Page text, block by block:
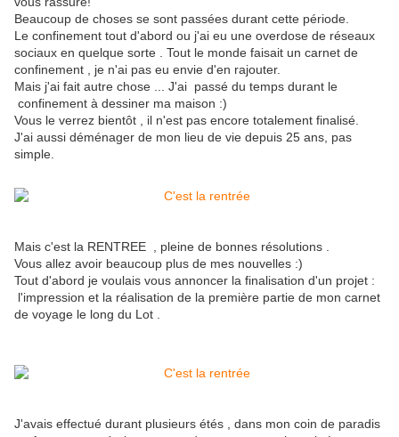
Beaucoup de choses se sont passées durant cette période.
Le confinement tout d'abord ou j'ai eu une overdose de réseaux
sociaux en quelque sorte . Tout le monde faisait un carnet de
confinement , je n'ai pas eu envie d'en rajouter.
Mais j'ai fait autre chose ... J'ai passé du temps durant le
confinement à dessiner ma maison :)
Vous le verrez bientôt , il n'est pas encore totalement finalisé.
J'ai aussi déménager de mon lieu de vie depuis 25 ans, pas
simple.
Mais c'est la RENTREE , pleine de bonnes résolutions .
Vous allez avoir beaucoup plus de mes nouvelles :)
Tout d'abord je voulais vous annoncer la finalisation d'un projet :
l'impression et la réalisation de la première partie de mon carnet
de voyage le long du Lot .
J'avais effectué durant plusieurs étés , dans mon coin de paradis